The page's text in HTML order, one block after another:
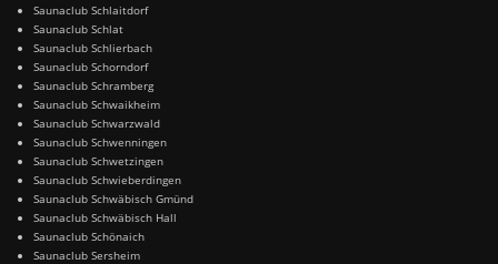
Saunaclub Schlaitdorf
Saunaclub Schlat
Saunaclub Schlierbach
Saunaclub Schorndorf
Saunaclub Schramberg
Saunaclub Schwaikheim
Saunaclub Schwarzwald
Saunaclub Schwenningen
Saunaclub Schwetzingen
Saunaclub Schwieberdingen
Saunaclub Schwäbisch Gmünd
Saunaclub Schwäbisch Hall
Saunaclub Schönaich
Saunaclub Sersheim